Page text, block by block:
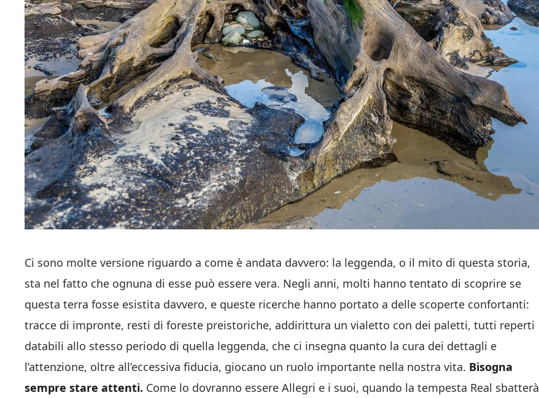
Ci sono molte versione riguardo a come è andata davvero: la leggenda, o il mito di questa storia,
sta nel fatto che ognuna di esse può essere vera. Negli anni, molti hanno tentato di scoprire se
questa terra fosse esistita davvero, e queste ricerche hanno portato a delle scoperte confortanti:
tracce di impronte, resti di foreste preistoriche, addirittura un vialetto con dei paletti, tutti reperti
databili allo stesso periodo di quella leggenda, che ci insegna quanto la cura dei dettagli e
l’attenzione, oltre all’eccessiva fiducia, giocano un ruolo importante nella nostra vita. Bisogna
sempre stare attenti. Come lo dovranno essere Allegri e i suoi, quando la tempesta Real sbatterà